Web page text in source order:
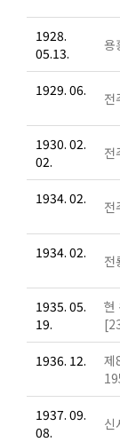
1928.
05.13.
용
1929. 06. 전
1930. 02.
02.
전
1934. 02. 전
1934. 02. 전
1935. 05.
19.
현
1936. 12.
제
1937. 09.
08.
신